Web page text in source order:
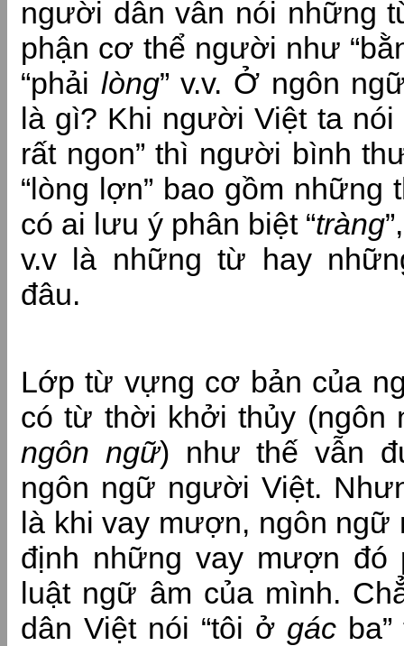
người dân vẫn nói những
phận cơ thể người như
“phải lòng” v.v. Ở ngôn
là gì? Khi người Việt ta nói
rất ngon” thì người bình
“lòng lợn” bao gồm
có ai lưu ý phân biệt “tràng
v.v là những từ hay
đâu.
Lớp từ vựng cơ bản của
có từ thời khởi thủy
ngôn ngữ) như thế vẫn
ngôn ngữ người Việt.
là khi vay mượn, ngôn ngữ
định những vay mượn đó
luật ngữ âm của mình.
dân Việt nói “tôi ở gác